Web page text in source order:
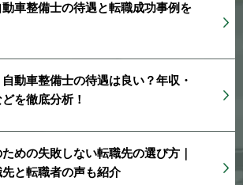
車整備士の待遇と転職成功事例を
動車整備士の待遇は良い？年収・
を徹底分析！
めの失敗しない転職先の選び方｜
と転職者の声も紹介